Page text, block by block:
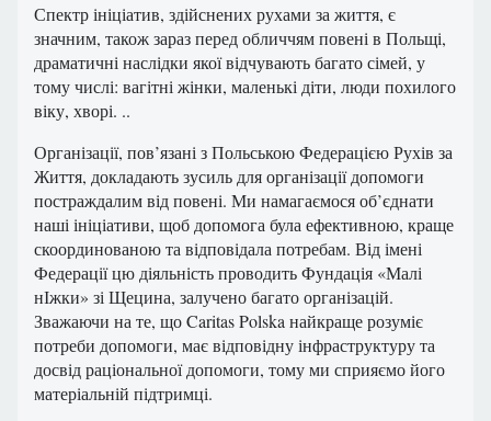
Спектр ініціатив, здійснених рухами за життя, є
значним, також зараз перед обличчям повені в Польщі,
драматичні наслідки якої відчувають багато сімей, у
тому числі: вагітні жінки, маленькі діти, люди похилого
віку, хворі. ..
Організації, пов’язані з Польською Федерацією Рухів за
Життя, докладають зусиль для організації допомоги
постраждалим від повені. Ми намагаємося об’єднати
наші ініціативи, щоб допомога була ефективною, краще
скоординованою та відповідала потребам. Від імені
Федерації цю діяльність проводить Фундація «Малі
нІжки» зі Щецина, залучено багато організацій.
Зважаючи на те, що Caritas Polska найкраще розуміє
потреби допомоги, має відповідну інфраструктуру та
досвід раціональної допомоги, тому ми сприяємо його
матеріальній підтримці.